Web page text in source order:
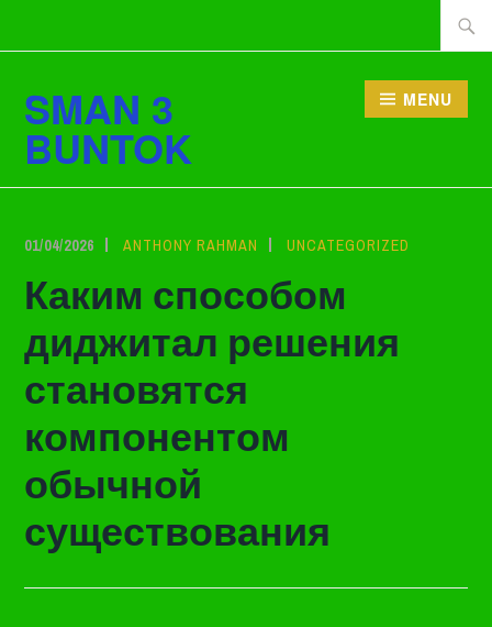
ke
Cari
SMAN 3
BUNTOK
MENU
01/04/2026 ANTHONY RAHMAN UNCATEGORIZED
Каким способом
диджитал решения
становятся
компонентом
обычной
существования